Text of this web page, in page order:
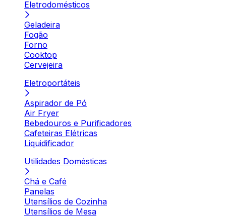
Eletrodomésticos
Geladeira
Fogão
Forno
Cooktop
Cervejeira
Eletroportáteis
Aspirador de Pó
Air Fryer
Bebedouros e Purificadores
Cafeteiras Elétricas
Liquidificador
Utilidades Domésticas
Chá e Café
Panelas
Utensílios de Cozinha
Utensílios de Mesa